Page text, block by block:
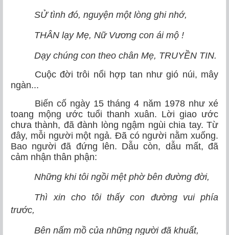
SỬ tình đó, nguyện một lòng ghi nhớ,
THÂN lạy Mẹ, Nữ Vương con ái mộ !
Dạy chúng con theo chân Mẹ, TRUYỀN TIN.
Cuộc đời trôi nổi hợp tan như gió núi, mây
ngàn...
Biến cố ngày 15 tháng 4 năm 1978 như xé
toang mộng ước tuổi thanh xuân. Lời giao ước
chưa thành, đã đành lòng ngậm ngùi chia tay. Từ
đây, mỗi người một ngả. Đã có người nằm xuống.
Bao người đã đứng lên. Dẫu còn, dẫu mất, đã
cảm nhận thân phận:
Những khi tôi ngồi mệt phờ bên đường đời,
Thì xin cho tôi thấy con đường vui phía
trước,
Bên nấm mồ của những người đã khuất,